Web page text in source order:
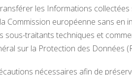
les Informations
Commission européenne sans en
sous-traitants techniques et
sur la Protection des Données
nécessaires afin de